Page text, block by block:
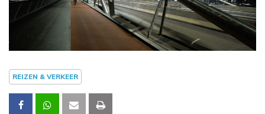
REIZEN & VERKEER